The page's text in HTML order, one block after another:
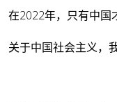
在2022年，只有中国
关于中国社会主义，